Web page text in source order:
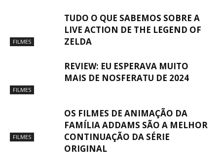
FILMES
TUDO O QUE SABEMOS SOBRE A
LIVE ACTION DE THE LEGEND OF
ZELDA
FILMES
REVIEW: EU ESPERAVA MUITO
MAIS DE NOSFERATU DE 2024
FILMES
OS FILMES DE ANIMAÇÃO DA
FAMÍLIA ADDAMS SÃO A MELHOR
CONTINUAÇÃO DA SÉRIE
ORIGINAL